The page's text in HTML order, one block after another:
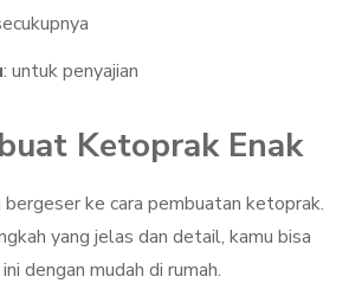
: untuk penyajian
Ketoprak Enak
bergeser ke cara pembuatan ketoprak.
yang jelas dan detail, kamu bisa
dengan mudah di rumah.